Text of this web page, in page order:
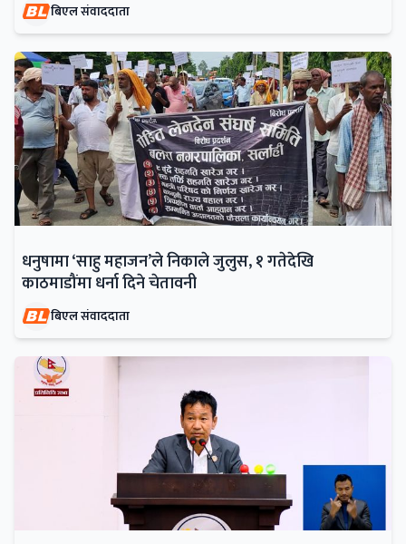
बिएल संवाददाता
धनुषामा ‘साहु महाजन’ले निकाले जुलुस, १ गतेदेखि
काठमाडौंमा धर्ना दिने चेतावनी
बिएल संवाददाता